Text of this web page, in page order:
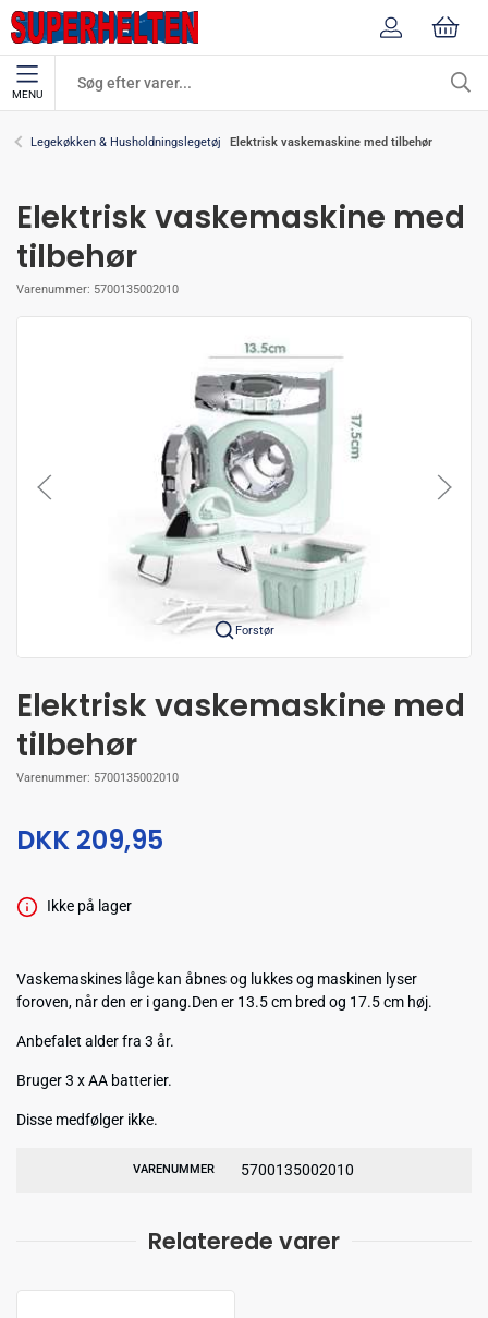
MENU
Legekøkken & Husholdningslegetøj Elektrisk vaskemaskine med tilbehør
Elektrisk vaskemaskine med
tilbehør
Varenummer: 5700135002010
Forstør
Elektrisk vaskemaskine med
tilbehør
Varenummer: 5700135002010
DKK 209,95
Ikke på lager
Vaskemaskines låge kan åbnes og lukkes og maskinen lyser
foroven, når den er i gang.Den er 13.5 cm bred og 17.5 cm høj.
Anbefalet alder fra 3 år.
Bruger 3 x AA batterier.
Disse medfølger ikke.
VARENUMMER 5700135002010
Relaterede varer